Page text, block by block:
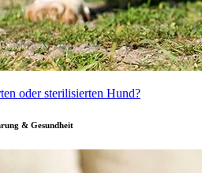
oder sterilisierten Hund?
& Gesundheit